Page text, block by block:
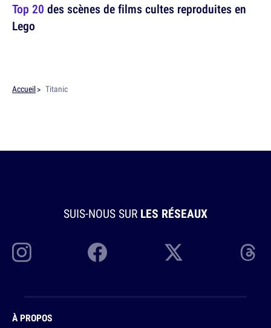
Top 20 des scènes de films cultes reproduites en
Lego
Accueil Titanic
SUIS-NOUS SUR LES RÉSEAUX
À PROPOS